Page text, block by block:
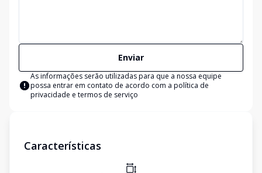
Enviar
As informações serão utilizadas para que a nossa equipe
possa entrar em contato de acordo com a política de
privacidade e termos de serviço
Características